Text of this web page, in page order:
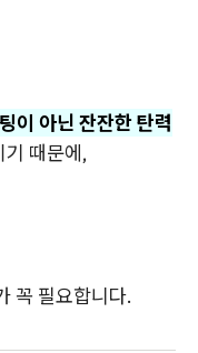
이 아닌 잔잔한 탄력
기 때문에,
꼭 필요합니다.